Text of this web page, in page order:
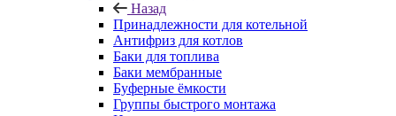
Назад
Принадлежности для котельной
Антифриз для котлов
Баки для топлива
Баки мембранные
Буферные ёмкости
Группы быстрого монтажа